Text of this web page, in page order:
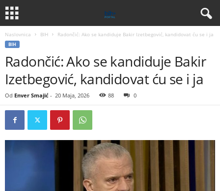
Naslovnica BIH Radončić: Ako se kandiduje Bakir Izetbegović, kandidovat ću se i ja
BIH
Radončić: Ako se kandiduje Bakir
Izetbegović, kandidovat ću se i ja
Od Enver Smajić - 20 Maja, 2026 88 0